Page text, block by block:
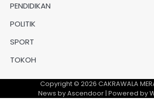
PENDIDIKAN
POLITIK
SPORT
TOKOH
Copyright © 2026 CAKRAWALA
News byAscendoor| Powered by